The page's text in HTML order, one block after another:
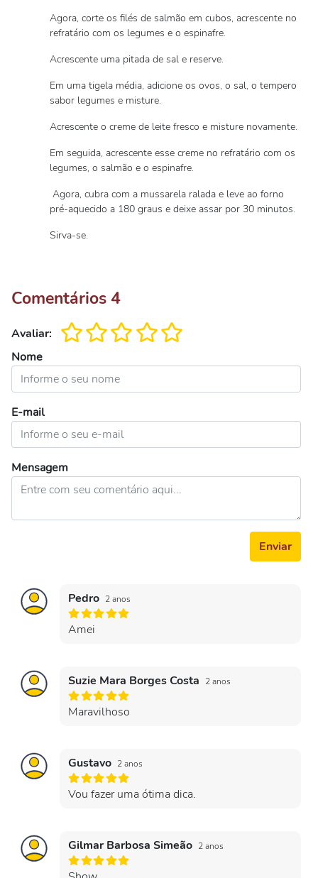
Agora, corte os filés de salmão em cubos, acrescente no
refratário com os legumes e o espinafre.
Acrescente uma pitada de sal e reserve.
Em uma tigela média, adicione os ovos, o sal, o tempero
sabor legumes e misture.
Acrescente o creme de leite fresco e misture novamente.
Em seguida, acrescente esse creme no refratário com os
legumes, o salmão e o espinafre.
Agora, cubra com a mussarela ralada e leve ao forno
pré-aquecido a 180 graus e deixe assar por 30 minutos.
Sirva-se.
Comentários4
Avaliar:
Nome
E-mail
Mensagem
Enviar
Pedro 2 anos
Amei
Suzie Mara Borges Costa 2 anos
Maravilhoso
Gustavo 2 anos
Vou fazer uma ótima dica.
Gilmar Barbosa Simeão 2 anos